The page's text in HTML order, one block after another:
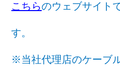
こちらのウェブサイト
す。
※当社代理店のケーブ